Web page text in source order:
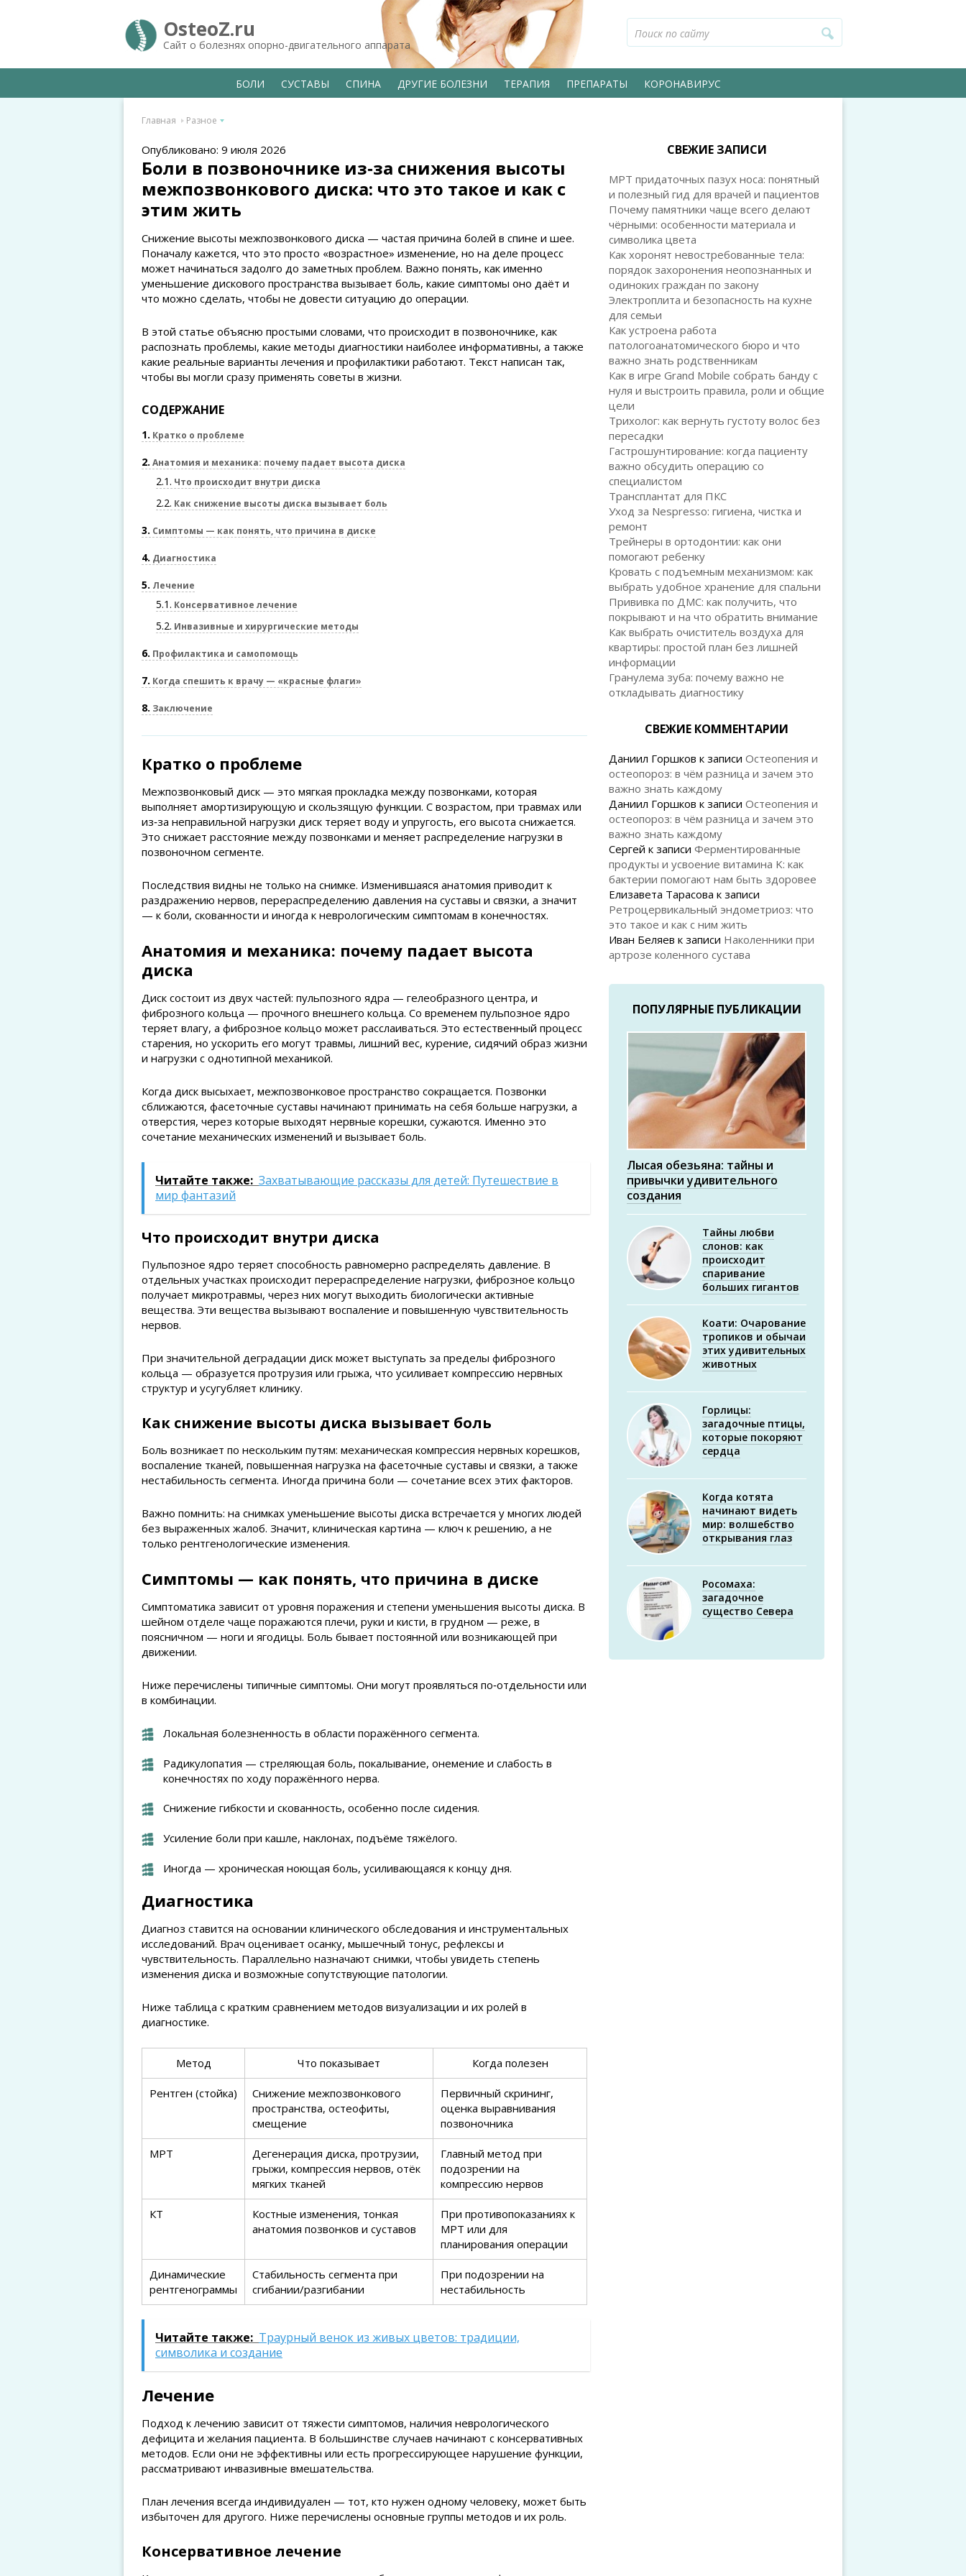
OsteoZ.ru
Сайт о болезнях опорно-двигательного аппарата
БОЛИ СУСТАВЫ СПИНА ДРУГИЕ БОЛЕЗНИ ТЕРАПИЯ ПРЕПАРАТЫ КОРОНАВИРУС
Главная Разное
Опубликовано: 9 июля 2026
Боли в позвоночнике из‑за снижения высоты
межпозвонкового диска: что это такое и как с
этим жить
Снижение высоты межпозвонкового диска — частая причина болей в спине и шее.
Поначалу кажется, что это просто «возрастное» изменение, но на деле процесс
может начинаться задолго до заметных проблем. Важно понять, как именно
уменьшение дискового пространства вызывает боль, какие симптомы оно даёт и
что можно сделать, чтобы не довести ситуацию до операции.
В этой статье объясню простыми словами, что происходит в позвоночнике, как
распознать проблемы, какие методы диагностики наиболее информативны, а также
какие реальные варианты лечения и профилактики работают. Текст написан так,
чтобы вы могли сразу применять советы в жизни.
СОДЕРЖАНИЕ
1 Кратко о проблеме
2 Анатомия и механика: почему падает высота диска
2.1 Что происходит внутри диска
2.2 Как снижение высоты диска вызывает боль
3 Симптомы — как понять, что причина в диске
4 Диагностика
5 Лечение
5.1 Консервативное лечение
5.2 Инвазивные и хирургические методы
6 Профилактика и самопомощь
7 Когда спешить к врачу — «красные флаги»
8 Заключение
Кратко о проблеме
Межпозвонковый диск — это мягкая прокладка между позвонками, которая
выполняет амортизирующую и скользящую функции. С возрастом, при травмах или
из‑за неправильной нагрузки диск теряет воду и упругость, его высота снижается.
Это снижает расстояние между позвонками и меняет распределение нагрузки в
позвоночном сегменте.
Последствия видны не только на снимке. Изменившаяся анатомия приводит к
раздражению нервов, перераспределению давления на суставы и связки, а значит
— к боли, скованности и иногда к неврологическим симптомам в конечностях.
Анатомия и механика: почему падает высота
диска
Диск состоит из двух частей: пульпозного ядра — гелеобразного центра, и
фиброзного кольца — прочного внешнего кольца. Со временем пульпозное ядро
теряет влагу, а фиброзное кольцо может расслаиваться. Это естественный процесс
старения, но ускорить его могут травмы, лишний вес, курение, сидячий образ жизни
и нагрузки с однотипной механикой.
Когда диск высыхает, межпозвонковое пространство сокращается. Позвонки
сближаются, фасеточные суставы начинают принимать на себя больше нагрузки, а
отверстия, через которые выходят нервные корешки, сужаются. Именно это
сочетание механических изменений и вызывает боль.
Читайте также: Захватывающие рассказы для детей: Путешествие в
мир фантазий
Что происходит внутри диска
Пульпозное ядро теряет способность равномерно распределять давление. В
отдельных участках происходит перераспределение нагрузки, фиброзное кольцо
получает микротравмы, через них могут выходить биологически активные
вещества. Эти вещества вызывают воспаление и повышенную чувствительность
нервов.
При значительной деградации диск может выступать за пределы фиброзного
кольца — образуется протрузия или грыжа, что усиливает компрессию нервных
структур и усугубляет клинику.
Как снижение высоты диска вызывает боль
Боль возникает по нескольким путям: механическая компрессия нервных корешков,
воспаление тканей, повышенная нагрузка на фасеточные суставы и связки, а также
нестабильность сегмента. Иногда причина боли — сочетание всех этих факторов.
Важно помнить: на снимках уменьшение высоты диска встречается у многих людей
без выраженных жалоб. Значит, клиническая картина — ключ к решению, а не
только рентгенологические изменения.
Симптомы — как понять, что причина в диске
Симптоматика зависит от уровня поражения и степени уменьшения высоты диска. В
шейном отделе чаще поражаются плечи, руки и кисти, в грудном — реже, в
поясничном — ноги и ягодицы. Боль бывает постоянной или возникающей при
движении.
Ниже перечислены типичные симптомы. Они могут проявляться по‑отдельности или
в комбинации.
Локальная болезненность в области поражённого сегмента.
Радикулопатия — стреляющая боль, покалывание, онемение и слабость в
конечностях по ходу поражённого нерва.
Снижение гибкости и скованность, особенно после сидения.
Усиление боли при кашле, наклонах, подъёме тяжёлого.
Иногда — хроническая ноющая боль, усиливающаяся к концу дня.
Диагностика
Диагноз ставится на основании клинического обследования и инструментальных
исследований. Врач оценивает осанку, мышечный тонус, рефлексы и
чувствительность. Параллельно назначают снимки, чтобы увидеть степень
изменения диска и возможные сопутствующие патологии.
Ниже таблица с кратким сравнением методов визуализации и их ролей в
диагностике.
Метод Что показывает Когда полезен
Рентген (стойка)
Снижение межпозвонкового
пространства, остеофиты,
смещение
Первичный скрининг,
оценка выравнивания
позвоночника
МРТ
Дегенерация диска, протрузии,
грыжи, компрессия нервов, отёк
мягких тканей
Главный метод при
подозрении на
компрессию нервов
КТ
Костные изменения, тонкая
анатомия позвонков и суставов
При противопоказаниях к
МРТ или для
планирования операции
Динамические
рентгенограммы
Стабильность сегмента при
сгибании/разгибании
При подозрении на
нестабильность
Читайте также: Траурный венок из живых цветов: традиции,
символика и создание
Лечение
Подход к лечению зависит от тяжести симптомов, наличия неврологического
дефицита и желания пациента. В большинстве случаев начинают с консервативных
методов. Если они не эффективны или есть прогрессирующее нарушение функции,
рассматривают инвазивные вмешательства.
План лечения всегда индивидуален — тот, кто нужен одному человеку, может быть
избыточен для другого. Ниже перечислены основные группы методов и их роль.
Консервативное лечение
СВЕЖИЕ ЗАПИСИ
МРТ придаточных пазух носа: понятный
и полезный гид для врачей и пациентов
Почему памятники чаще всего делают
чёрными: особенности материала и
символика цвета
Как хоронят невостребованные тела:
порядок захоронения неопознанных и
одиноких граждан по закону
Электроплита и безопасность на кухне
для семьи
Как устроена работа
патологоанатомического бюро и что
важно знать родственникам
Как в игре Grand Mobile собрать банду с
нуля и выстроить правила, роли и общие
цели
Трихолог: как вернуть густоту волос без
пересадки
Гастрошунтирование: когда пациенту
важно обсудить операцию со
специалистом
Трансплантат для ПКС
Уход за Nespresso: гигиена, чистка и
ремонт
Трейнеры в ортодонтии: как они
помогают ребенку
Кровать с подъемным механизмом: как
выбрать удобное хранение для спальни
Прививка по ДМС: как получить, что
покрывают и на что обратить внимание
Как выбрать очиститель воздуха для
квартиры: простой план без лишней
информации
Гранулема зуба: почему важно не
откладывать диагностику
СВЕЖИЕ КОММЕНТАРИИ
Даниил Горшков к записи Остеопения и
остеопороз: в чём разница и зачем это
важно знать каждому
Даниил Горшков к записи Остеопения и
остеопороз: в чём разница и зачем это
важно знать каждому
Сергей к записи Ферментированные
продукты и усвоение витамина K: как
бактерии помогают нам быть здоровее
Елизавета Тарасова к записи
Ретроцервикальный эндометриоз: что
это такое и как с ним жить
Иван Беляев к записи Наколенники при
артрозе коленного сустава
ПОПУЛЯРНЫЕ ПУБЛИКАЦИИ
Лысая обезьяна: тайны и
привычки удивительного
создания
Тайны любви
слонов: как
происходит
спаривание
больших гигантов
Коати: Очарование
тропиков и обычаи
этих удивительных
животных
Горлицы:
загадочные птицы,
которые покоряют
сердца
Когда котята
начинают видеть
мир: волшебство
открывания глаз
Росомаха:
загадочное
существо Севера